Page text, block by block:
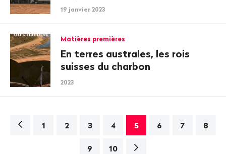
19 janvier 2023
Matières premières
En terres australes, les rois
suisses du charbon
2023
Navigation
1 2 3 4 5 6 7 8
9 10
Page